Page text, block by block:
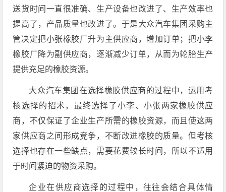
送货时间一直很准确、生产设备也改进了、生产效率也
提高了，产品质量也改进了。于是大众汽车集团采购主
管决定把小张橡胶厂升为主供应商，增加订单；把小李
橡胶厂降为副供应商，逐渐减少订单，从而为轮胎生产
提供充足的橡胶资源。
大众汽车集团在选择橡胶供应商的过程中，运用考
核选择的招术，最终选择了小李、小张两家橡胶供应
商，不仅保证了企业生产所需的橡胶资源，而且使这两
家供应商之间形成竞争，不断改进橡胶的质量。但考核
选择也存在一些缺点，需要花费较长时间，所以不适用
于时间紧迫的物资采购。
企业在供应商选择的过程中，往往会结合具体情